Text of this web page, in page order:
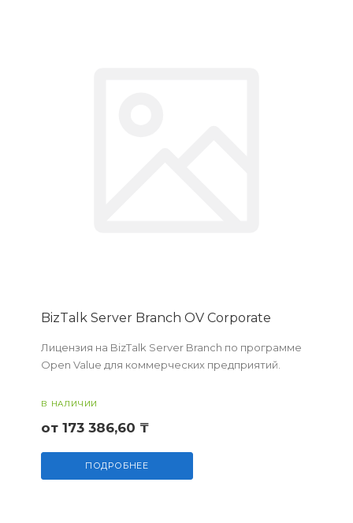
BizTalk Server Branch OV Corporate
Лицензия на BizTalk Server Branch по программе
Open Value для коммерческих предприятий.
В НАЛИЧИИ
от 173 386,60 ₸
ПОДРОБНЕЕ